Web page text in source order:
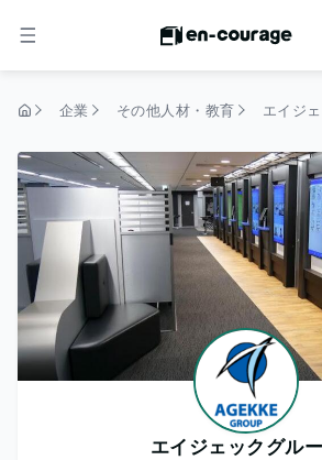
メニュー
企業 その他人材・教育 エイジ
エイジェックグル